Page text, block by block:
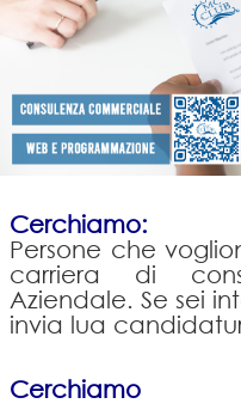
Cerchiamo:
Persone che
carriera di
Aziendale. Se sei
invia lua
Cerchiamo